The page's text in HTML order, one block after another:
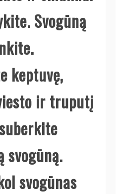
Svogūną
keptuvę,
ir truputį
svogūną.
svogūnas